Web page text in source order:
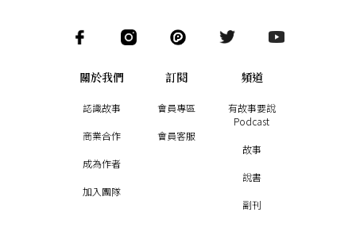
關於我們
認識故事
商業合作
成為作者
加入團隊
訂閱
會員專區
會員客服
頻道
有故事要說
Podcast
故事
說書
副刊